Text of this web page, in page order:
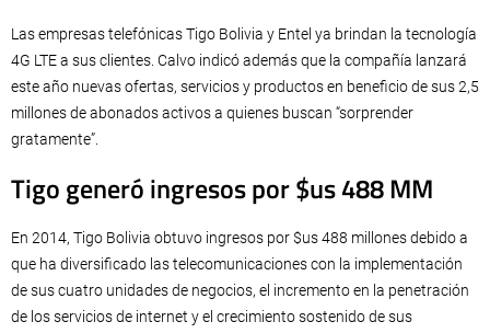
Las empresas telefónicas Tigo Bolivia y Entel ya brindan la tecnología
4G LTE a sus clientes. Calvo indicó además que la compañía lanzará
este año nuevas ofertas, servicios y productos en beneficio de sus 2,5
millones de abonados activos a quienes buscan “sorprender
gratamente”.
Tigo generó ingresos por $us 488 MM
En 2014, Tigo Bolivia obtuvo ingresos por $us 488 millones debido a
que ha diversificado las telecomunicaciones con la implementación
de sus cuatro unidades de negocios, el incremento en la penetración
de los servicios de internet y el crecimiento sostenido de sus